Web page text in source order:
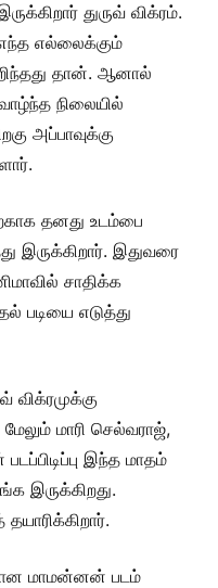
துருவ் விக்ரம்.
எல்லைக்கும்
தான். ஆனால்
நிலையில்
அப்பாவுக்கு
தனது உடம்பை
இருக்கிறார். இதுவரை
சாதிக்க
படியை எடுத்து
விக்ரமுக்கு
மாரி செல்வராஜ்,
இந்த மாதம்
இருக்கிறது.
மாமன்னன் படம்